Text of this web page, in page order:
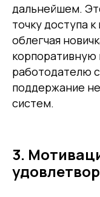
дальнейшем.
точку доступа
облегчая
корпоративную
работодателю
поддержание
систем.
3.